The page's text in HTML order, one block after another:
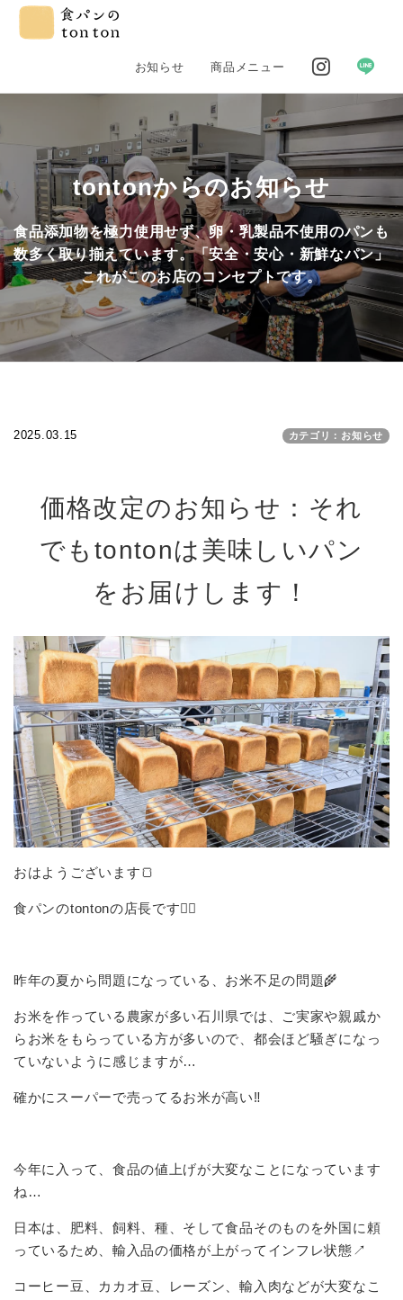
お知らせ 商品メニュー
tontonからのお知らせ
食品添加物を極力使用せず、卵・乳製品不使用のパンも
数多く取り揃えています。「安全・安心・新鮮なパン」
これがこのお店のコンセプトです。
2025.03.15 カテゴリ：お知らせ
価格改定のお知らせ：それ
でもtontonは美味しいパン
をお届けします！
おはようございます🍞
食パンのtontonの店長です🙋‍♂️
昨年の夏から問題になっている、お米不足の問題🌾
お米を作っている農家が多い石川県では、ご実家や親戚か
らお米をもらっている方が多いので、都会ほど騒ぎになっ
ていないように感じますが…
確かにスーパーで売ってるお米が高い‼️
今年に入って、食品の値上げが大変なことになっています
ね…
日本は、肥料、飼料、種、そして食品そのものを外国に頼
っているため、輸入品の価格が上がってインフレ状態↗️
コーヒー豆、カカオ豆、レーズン、輸入肉などが大変なこ